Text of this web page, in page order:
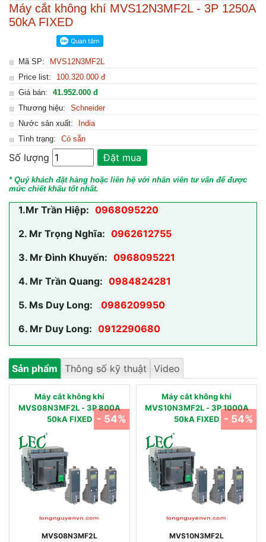
Máy cắt không khí MVS12N3MF2L - 3P 1250A
50kA FIXED
Mã SP:
MVS12N3MF2L
Price list:
100.320.000 đ
Giá bán:
41.952.000 đ
Thương hiệu:
Schneider
Nước sản xuất:
India
Tình trạng:
Có sẵn
Số lượng Đặt mua
* Quý khách đặt hàng hoặc liên hệ với nhân viên tư vấn để được
mức chiết khấu tốt nhất.
1.Mr Trần Hiệp: 0968095220
2. Mr Trọng Nghĩa: 0962612755
3. Mr Đình Khuyến: 0968095221
4. Mr Trần Quang: 0984824281
5. Ms Duy Long:
0986209950
6. Mr Duy Long: 0912290680
Sản phẩm Thông số kỹ thuật Video
Máy cắt không khí
MVS08N3MF2L - 3P 800A
50kA FIXED
MVS08N3MF2L
- 54%
Máy cắt không khí
MVS10N3MF2L - 3P 1000A
50kA FIXED
MVS10N3MF2L
- 54%